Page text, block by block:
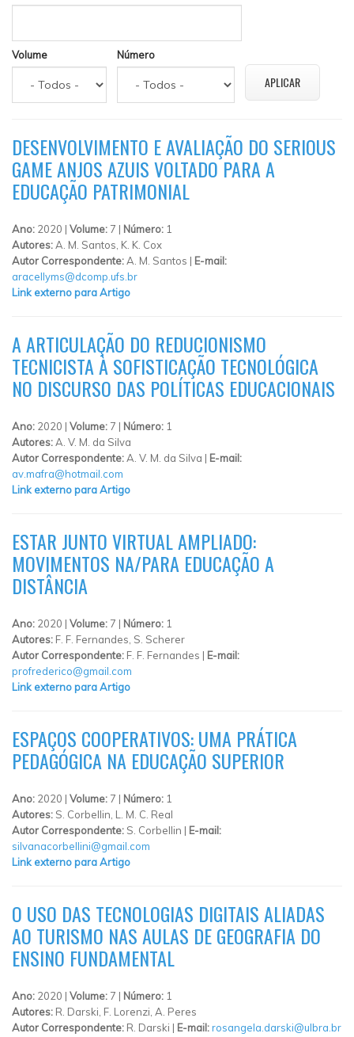
Volume Número
DESENVOLVIMENTO E AVALIAÇÃO DO SERIOUS
GAME ANJOS AZUIS VOLTADO PARA A
EDUCAÇÃO PATRIMONIAL
Ano: 2020 | Volume: 7 | Número: 1
Autores:A. M. Santos, K. K. Cox
Autor Correspondente:A. M. Santos | E-mail:
aracellyms@dcomp.ufs.br
Link externo para Artigo
A ARTICULAÇÃO DO REDUCIONISMO
TECNICISTA À SOFISTICAÇÃO TECNOLÓGICA
NO DISCURSO DAS POLÍTICAS EDUCACIONAIS
Ano: 2020 | Volume: 7 | Número: 1
Autores:A. V. M. da Silva
Autor Correspondente:A. V. M. da Silva | E-mail:
av.mafra@hotmail.com
Link externo para Artigo
ESTAR JUNTO VIRTUAL AMPLIADO:
MOVIMENTOS NA/PARA EDUCAÇÃO A
DISTÂNCIA
Ano: 2020 | Volume: 7 | Número: 1
Autores: F. F. Fernandes, S. Scherer
Autor Correspondente: F. F. Fernandes | E-mail:
profrederico@gmail.com
Link externo para Artigo
ESPAÇOS COOPERATIVOS: UMA PRÁTICA
PEDAGÓGICA NA EDUCAÇÃO SUPERIOR
Ano: 2020 | Volume: 7 | Número: 1
Autores: S. Corbellin, L. M. C. Real
Autor Correspondente: S. Corbellin | E-mail:
silvanacorbellini@gmail.com
Link externo para Artigo
O USO DAS TECNOLOGIAS DIGITAIS ALIADAS
AO TURISMO NAS AULAS DE GEOGRAFIA DO
ENSINO FUNDAMENTAL
Ano: 2020 | Volume: 7 | Número: 1
Autores: R. Darski, F. Lorenzi, A. Peres
Autor Correspondente: R. Darski | E-mail:rosangela.darski@ulbra.br